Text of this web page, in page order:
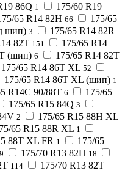
86Q 1
175/60 R19
65 R14 82H 66
175/65
шип) 3 175/65 R14 82R
82T 151
175/65 R14
(шип) 6
175/65 R14 82T
175/65 R14 86T XL 52
175/65 R14 86T XL (шип) 1
R14C 90/88T 6
175/65
175/65 R15 84Q 3
2 175/65 R15 88H XL
65 R15 88R XL 1
88T XL FR 1
175/65
9 175/70 R13 82H 18
114
175/70 R13 82T